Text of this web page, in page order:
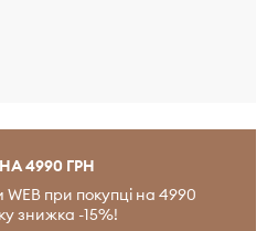
4990 ГРН
при покупці на 4990
знижка -15%!